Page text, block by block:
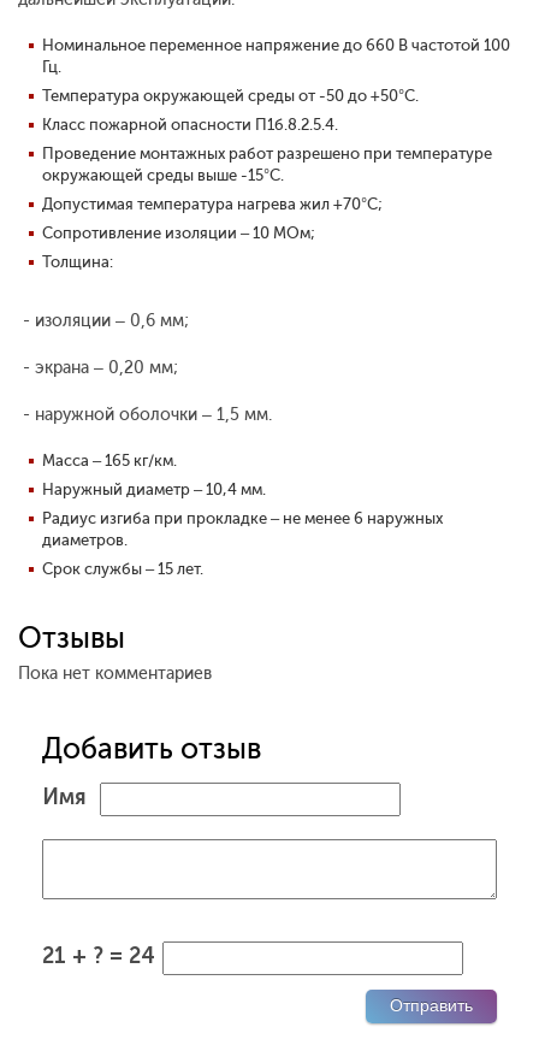
Номинальное переменное напряжение до 660 В частотой 100
Гц.
Температура окружающей среды от -50 до +50°С.
Класс пожарной опасности П1б.8.2.5.4.
Проведение монтажных работ разрешено при температуре
окружающей среды выше -15°С.
Допустимая температура нагрева жил +70°С;
Сопротивление изоляции – 10 МОм;
Толщина:
- изоляции – 0,6 мм;
- экрана – 0,20 мм;
- наружной оболочки – 1,5 мм.
Масса – 165 кг/км.
Наружный диаметр – 10,4 мм.
Радиус изгиба при прокладке – не менее 6 наружных
диаметров.
Срок службы – 15 лет.
Отзывы
Пока нет комментариев
Добавить отзыв
Имя
21 + ? = 24